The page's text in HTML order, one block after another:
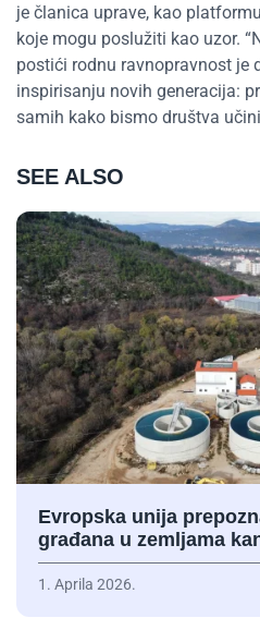
je članica uprave, kao
koje mogu poslužiti kao uzor.
postići rodnu ravnopravnost je
inspirisanju novih generacija:
samih kako bismo društva
SEE ALSO
Evropska unija
građana u zemljama
1. Aprila 2026.